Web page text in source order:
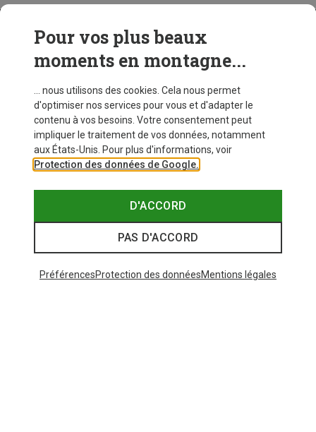
CRAMPONS
Pour vos plus beaux
moments en montagne...
... nous utilisons des cookies. Cela nous permet
d'optimiser nos services pour vous et d'adapter le
contenu à vos besoins. Votre consentement peut
impliquer le traitement de vos données, notamment
aux États-Unis. Pour plus d'informations, voir
Protection des données de Google.
D'ACCORD
PAS D'ACCORD
PréférencesProtection des donnéesMentions légales